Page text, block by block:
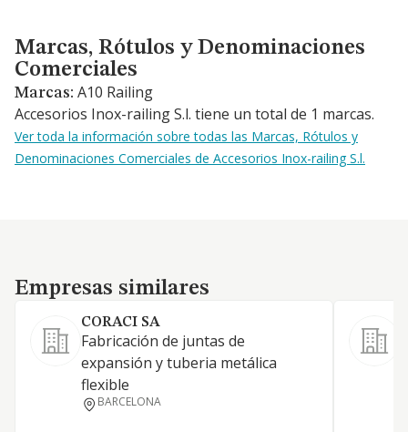
Marcas, Rótulos y Denominaciones Comerciales
Marcas, Rótulos y Denominaciones
Comerciales
Marcas: A10 Railing
Accesorios Inox-railing S.l. tiene un total de 1 marcas.
Ver toda la información sobre todas las Marcas, Rótulos y
Denominaciones Comerciales de Accesorios Inox-railing S.l.
Empresas similares
Empresas similares
CORACI SA
Fabricación de juntas de
expansión y tuberia metálica
flexible
BARCELONA